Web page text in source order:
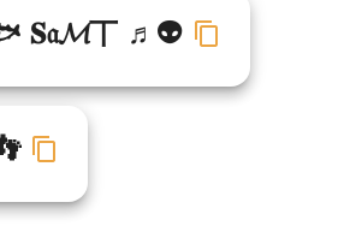
𝐒𝔞𝓜丅 ♬👽